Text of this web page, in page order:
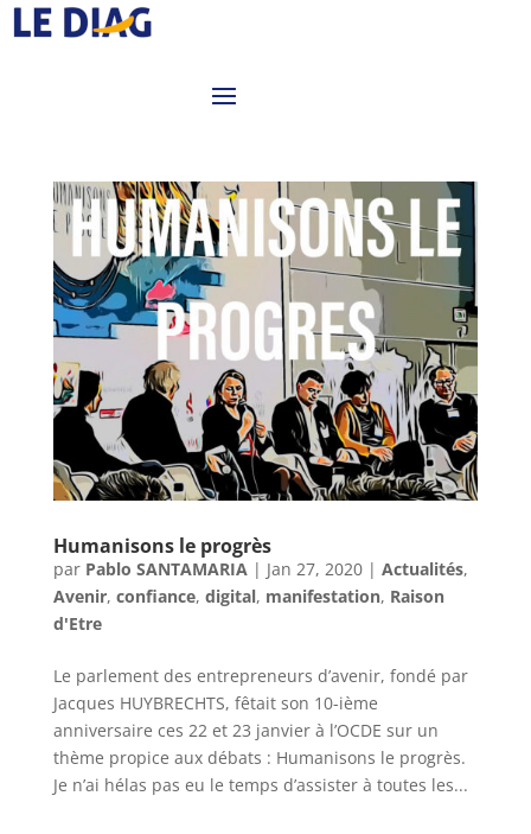
Humanisons le progrès
par Pablo SANTAMARIA | Jan 27, 2020| Actualités,
Avenir, confiance, digital, manifestation, Raison
d'Etre
Le parlement des entrepreneurs d’avenir, fondé par
Jacques HUYBRECHTS, fêtait son 10-ième
anniversaire ces 22 et 23 janvier à l’OCDE sur un
thème propice aux débats : Humanisons le progrès.
Je n’ai hélas pas eu le temps d’assister à toutes les...